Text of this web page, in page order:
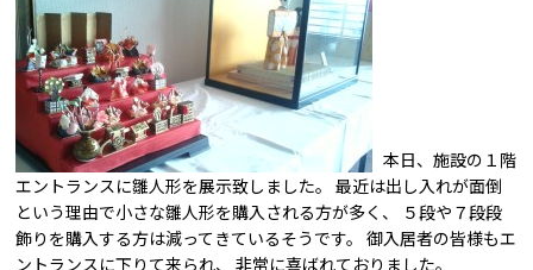
本日、施設の１階
エントランスに雛人形を展示致しました。 最近は出し入れが面倒
という理由で小さな雛人形を購入される方が多く、 ５段や７段段
飾りを購入する方は減ってきているそうです。 御入居者の皆様もエ
ントランスに下りて来られ、 非常に喜ばれておりました。